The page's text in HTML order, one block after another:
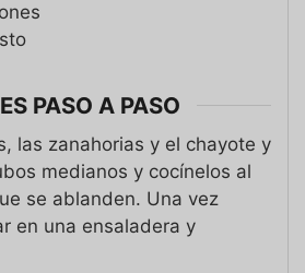
PASO A PASO
las zanahorias y el chayote y
medianos y cocínelos al
se ablanden. Una vez
en una ensaladera y